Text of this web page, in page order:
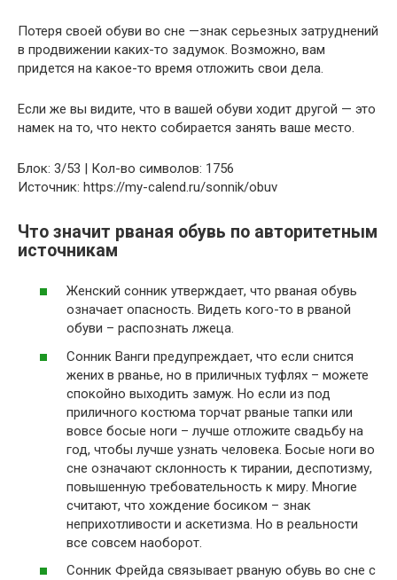
Потеря своей обуви во сне —знак серьезных затруднений
в продвижении каких-то задумок. Возможно, вам
придется на какое-то время отложить свои дела.
Если же вы видите, что в вашей обуви ходит другой — это
намек на то, что некто собирается занять ваше место.
Блок: 3/53 | Кол-во символов: 1756
Источник: https://my-calend.ru/sonnik/obuv
Что значит рваная обувь по авторитетным
источникам
Женский сонник утверждает, что рваная обувь
означает опасность. Видеть кого-то в рваной
обуви – распознать лжеца.
Сонник Ванги предупреждает, что если снится
жених в рванье, но в приличных туфлях – можете
спокойно выходить замуж. Но если из под
приличного костюма торчат рваные тапки или
вовсе босые ноги – лучше отложите свадьбу на
год, чтобы лучше узнать человека. Босые ноги во
сне означают склонность к тирании, деспотизму,
повышенную требовательность к миру. Многие
считают, что хождение босиком – знак
неприхотливости и аскетизма. Но в реальности
все совсем наоборот.
Сонник Фрейда связывает рваную обувь во сне с